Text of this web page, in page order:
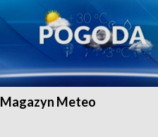
Magazyn Meteo